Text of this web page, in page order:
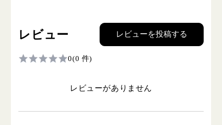
レビュー レビューを投稿する
0(0 件)
レビューがありません